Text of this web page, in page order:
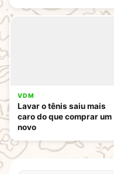
VDM
Lavar o tênis saiu mais
caro do que comprar um
novo